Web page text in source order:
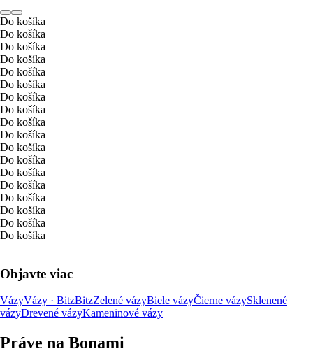
Do košíka
Do košíka
Do košíka
Do košíka
Do košíka
Do košíka
Do košíka
Do košíka
Do košíka
Do košíka
Do košíka
Do košíka
Do košíka
Do košíka
Do košíka
Do košíka
Do košíka
Do košíka
Objavte viac
VázyVázy · BitzBitzZelené vázyBiele vázyČierne vázySklenené
vázyDrevené vázyKameninové vázy
Práve na Bonami